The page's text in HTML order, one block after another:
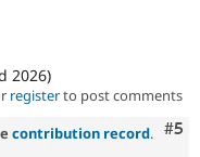
2026)
registerto post comments
#5
contribution record.